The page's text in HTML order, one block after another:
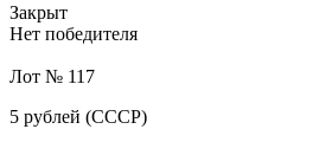
Закрыт
Нет победителя
Лот № 117
5 рублей (СССР)